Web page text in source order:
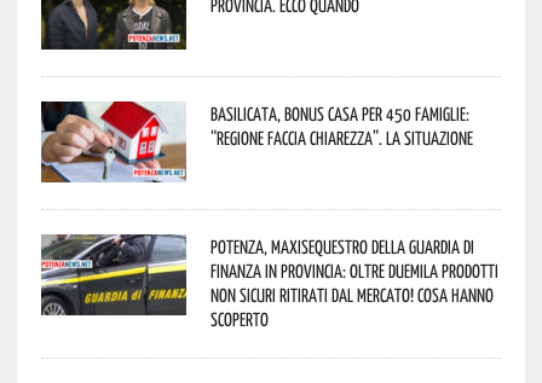
provincia. Ecco quando
Basilicata, Bonus casa per 450 famiglie:
“Regione faccia chiarezza”. La situazione
Potenza, maxisequestro della Guardia di
Finanza in provincia: oltre duemila prodotti
non sicuri ritirati dal mercato! Cosa hanno
scoperto